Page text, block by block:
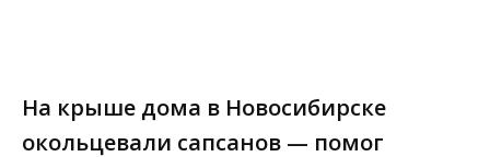
На крыше дома в Новосибирске
окольцевали сапсанов — помог